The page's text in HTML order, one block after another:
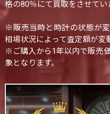
格の80％にて買取をさせてい
※販売当時と時計の状態が変
相場状況によって査定額が変
※ご購入から1年以内で販売
象となります。